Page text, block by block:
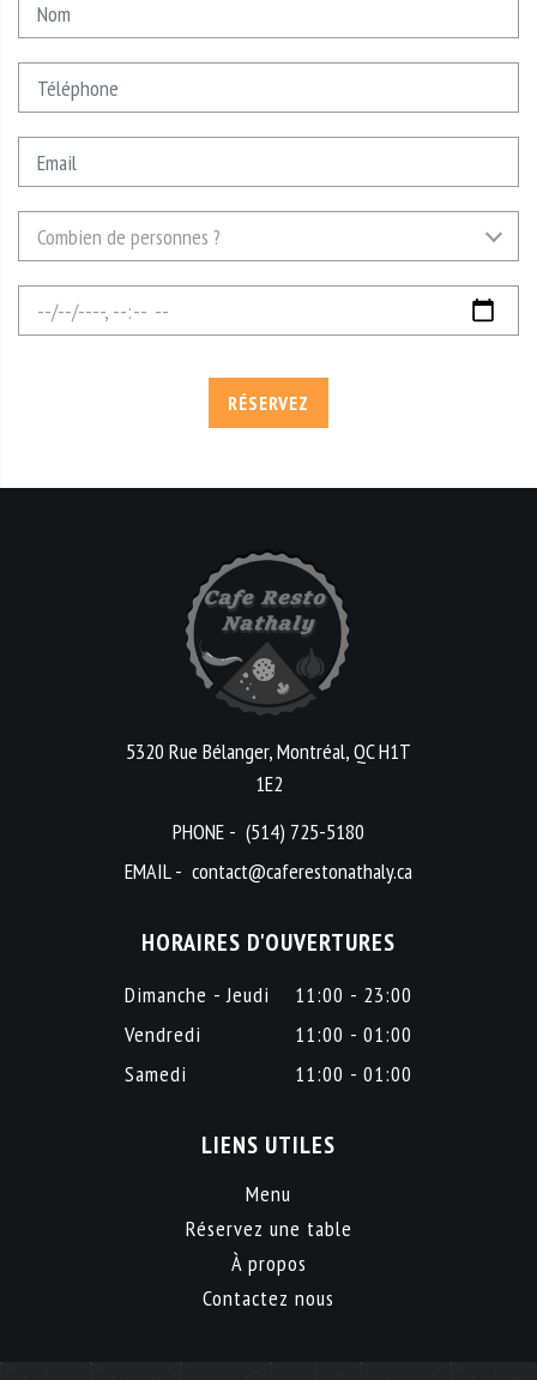
Combien
de
personnes
Combien de personnes ?
RÉSERVEZ
5320 Rue Bélanger, Montréal, QC H1T
1E2
PHONE - (514) 725-5180
EMAIL - contact@caferestonathaly.ca
HORAIRES D'OUVERTURES
Dimanche - Jeudi
11:00 - 23:00
Vendredi
11:00 - 01:00
Samedi
11:00 - 01:00
LIENS UTILES
Menu
Réservez une table
À propos
Contactez nous